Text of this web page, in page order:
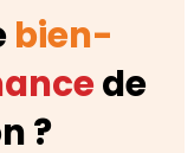
bien-
de
?